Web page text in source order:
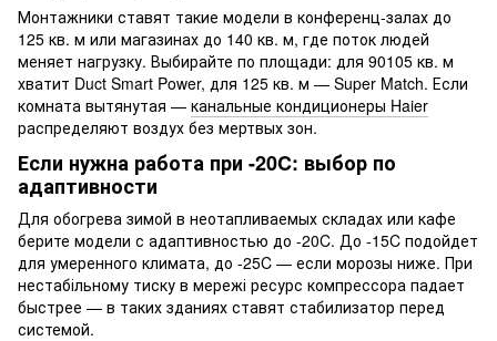
Монтажники ставят такие модели в конференц-залах до
125 кв. м или магазинах до 140 кв. м, где поток людей
меняет нагрузку. Выбирайте по площади: для 90105 кв. м
хватит Duct Smart Power, для 125 кв. м — Super Match. Если
комната вытянутая — канальные кондиционеры Haier
распределяют воздух без мертвых зон.
Если нужна работа при -20C: выбор по
адаптивности
Для обогрева зимой в неотапливаемых складах или кафе
берите модели с адаптивностью до -20C. До -15C подойдет
для умеренного климата, до -25C — если морозы ниже. При
нестабільному тиску в мережі ресурс компрессора падает
быстрее — в таких зданиях ставят стабилизатор перед
системой.